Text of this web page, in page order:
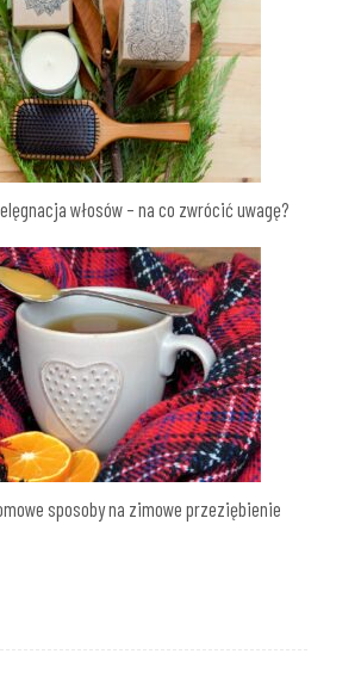
włosów – na co zwrócić uwagę?
sposoby na zimowe przeziębienie